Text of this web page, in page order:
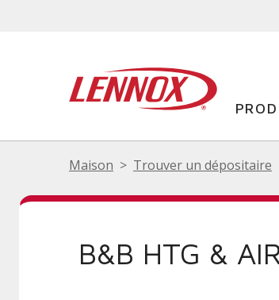
Maison Trouver un dépositaire
B&B HTG &